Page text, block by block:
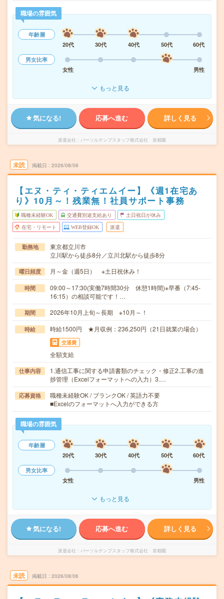
職場の雰囲気
年齢層
20代
30代 40代 50代
60代
男女比率
女性
男性
もっと見る
気になる! 応募へ進む 詳しく見る
派遣会社 パーソルテンプスタッフ株式会社 首都圏
未読 掲載日 2026/08/06
【エヌ・ティ・ティエムイー】《週1在宅あ
り》10月～！残業無！社員サポート事務
職種未経験OK 交通費別途支給あり 土日祝日が休み
在宅・リモート WEB登録OK 派遣
勤務地
東京都立川市
立川駅から徒歩8分／立川北駅から徒歩8分
曜日頻度 月～金（週5日） ※土日祝休み！
時間
09:00～17:30(実働7時間30分 休憩1時間)※早番（7:45-
16:15）の相談可能です！…
期間 2026年10月上旬～長期 ※10月～！
時給 時給1500円 ★月収例：236,250円（21日就業の場合）
交通費
全額支給
仕事内容
1.通信工事に関する申請書類のチェック・修正2.工事の進
捗管理（Excelフォーマットへの入力）3.…
応募資格
職種未経験OK / ブランクOK / 英語力不要
■Excelのフォーマットへ入力ができる方
職場の雰囲気
年齢層
20代
30代 40代 50代
60代
男女比率
女性
男性
もっと見る
気になる! 応募へ進む 詳しく見る
派遣会社 パーソルテンプスタッフ株式会社 首都圏
未読 掲載日 2026/08/06